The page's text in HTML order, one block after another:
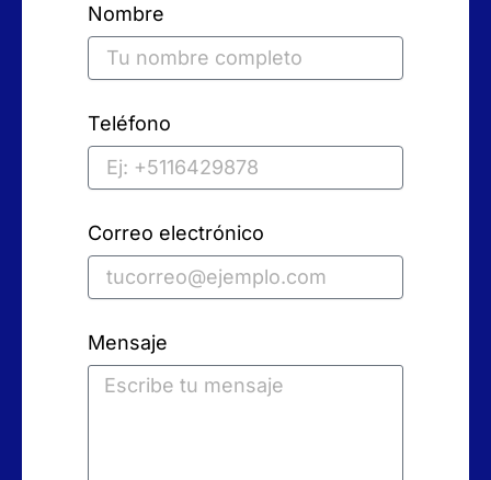
Nombre
Teléfono
Correo electrónico
Mensaje